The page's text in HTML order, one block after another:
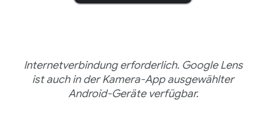
Internetverbindung erforderlich. Google Lens
ist auch in der Kamera-App ausgewählter
Android-Geräte verfügbar.